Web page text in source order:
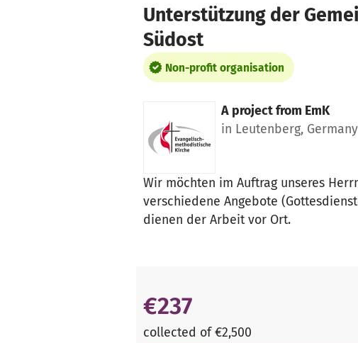
Unterstützung der
Südost
Non-profit organisation
A project from EmK
in Leutenberg, Germany
Wir möchten im Auftrag unseres
verschiedene Angebote
dienen der Arbeit vor Ort.
€237
collected of €2,500